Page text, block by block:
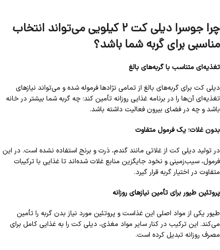
چرا جوسرا دیلی کت ۲ کیلویی می‌تواند انتخاب
مناسبی برای گربه شما باشد؟
تغذیه‌ای متناسب با گربه‌های بالغ
دیلی کت برای گربه‌های بالغ از تمامی نژادها فرموله شده و می‌تواند نیازهای
تغذیه‌ای آن‌ها را در برنامه غذایی روزانه تأمین کند؛ چه گربه شما بیشتر در خانه
باشد و چه در فضای بیرون فعالیت داشته باشد.
بدون غلات؛ یک فرمول متفاوت
در تولید دیلی کت از غلاتی مانند گندم، ذرت و برنج استفاده نشده است. در این
فرمول، سیب‌زمینی و نخود جایگزین منابع غلات شده‌اند تا غذایی با ترکیبات
متفاوت در اختیار گربه قرار گیرد.
پروتئین طیور برای تأمین نیازهای روزانه
طیور یکی از مواد اصلی این غذاست و پروتئین مورد نیاز بدن گربه را تأمین
می‌کند. این ترکیب در کنار سایر مواد مغذی، دیلی کت را به غذایی کامل برای
مصرف روزانه تبدیل کرده است.